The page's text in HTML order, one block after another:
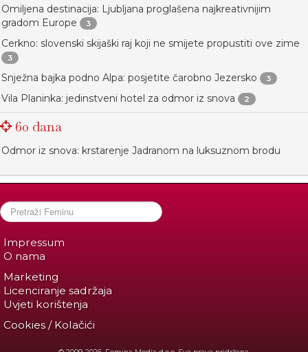
Omiljena destinacija: Ljubljana proglašena najkreativnijim
gradom Europe
3
Cerkno: slovenski skijaški raj koji ne smijete propustiti ove zime
3
Snježna bajka podno Alpa: posjetite čarobno Jezersko 3
Vila Planinka: jedinstveni hotel za odmor iz snova 2
60 dana
Odmor iz snova: krstarenje Jadranom na luksuznom brodu
Impressum
O nama
Marketing
Licenciranje sadržaja
Uvjeti korištenja
Cookies / Kolačići